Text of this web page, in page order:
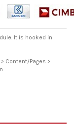
It is hooked in
Content/Pages >